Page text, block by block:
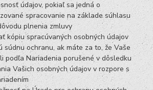
údajov, pokiaľ sa jedná o
spracovanie na základe súhlasu
plnenia zmluvy
kópiu spracúvaných osobných údajov
súdnu ochranu, ak máte za to, že Vaše
podľa Nariadenia porušené v dôsledku
Vašich osobných údajov v rozpore s